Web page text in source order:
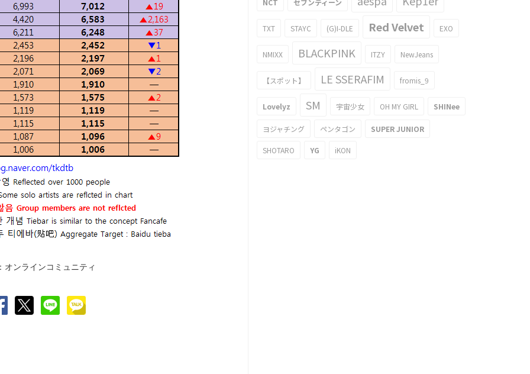
ンラインコミュニティ
NCT セブンティーン
TXT STAYC (G)I-DLE Red Velvet EXO
NMIXX BLACKPINK ITZY NewJeans
【スポット】 LE SSERAFIM fromis_9
Lovelyz SM 宇宙少女 OH MY GIRL SHINee
ヨジャチング ペンタゴン SUPER JUNIOR
SHOTARO YG iKON